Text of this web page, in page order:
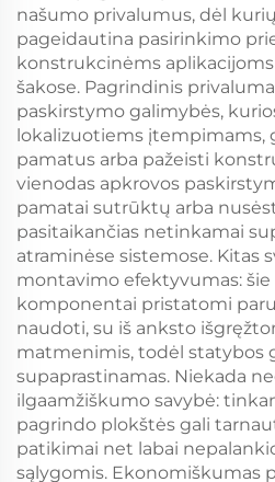
našumo privalumus, dėl
pageidautina pasirinkimo
konstrukcinėms
šakose. Pagrindinis
paskirstymo galimybės,
lokalizuotiems įtempimams,
pamatus arba pažeisti
vienodas apkrovos
pamatai sutrūktų arba
pasitaikančias netinkamai
atraminėse sistemose. Kitas
montavimo efektyvumas:
komponentai pristatomi
naudoti, su iš anksto
matmenimis, todėl statybos
supaprastinamas. Niekada
ilgaamžiškumo savybė:
pagrindo plokštės gali
patikimai net labai
sąlygomis. Ekonomiškumas